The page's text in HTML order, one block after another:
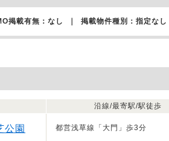
掲載有無：なし ｜ 掲載物件種別：指定なし
沿線/最寄駅/駅徒歩
公園 都営浅草線「大門」歩3分